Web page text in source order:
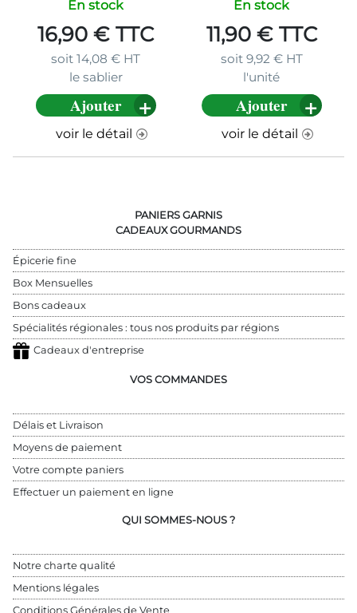
En stock
16,90 € TTC
soit 14,08 € HT
le sablier
Ajouter
voir le détail
En stock
11,90 €TTC
soit 9,92 €HT
l'unité
Ajouter
voir le détail
PANIERS GARNIS
CADEAUX GOURMANDS
Épicerie fine
Box Mensuelles
Bons cadeaux
Spécialités régionales : tous nos produits par régions
Cadeaux d'entreprise
VOS COMMANDES
Délais et Livraison
Moyens de paiement
Votre compte paniers
Effectuer un paiement en ligne
QUI SOMMES-NOUS ?
Notre charte qualité
Mentions légales
Conditions Générales de Vente